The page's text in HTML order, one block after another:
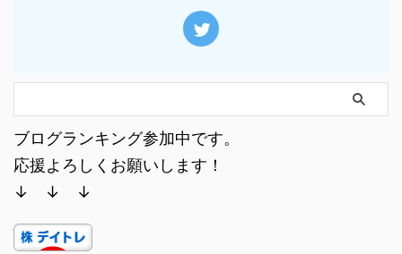
ブログランキング参加中です。
応援よろしくお願いします！
↓ ↓ ↓